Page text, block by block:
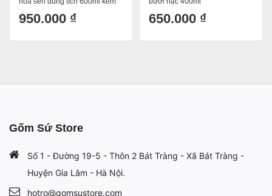
khay
950.000 ₫ 650.000 ₫
Gốm Sứ Store
Số 1 - Đường 19-5 - Thôn 2 Bát Tràng - Xã Bát Tràng -
Huyện Gia Lâm - Hà Nội.
hotro@gomsustore.com